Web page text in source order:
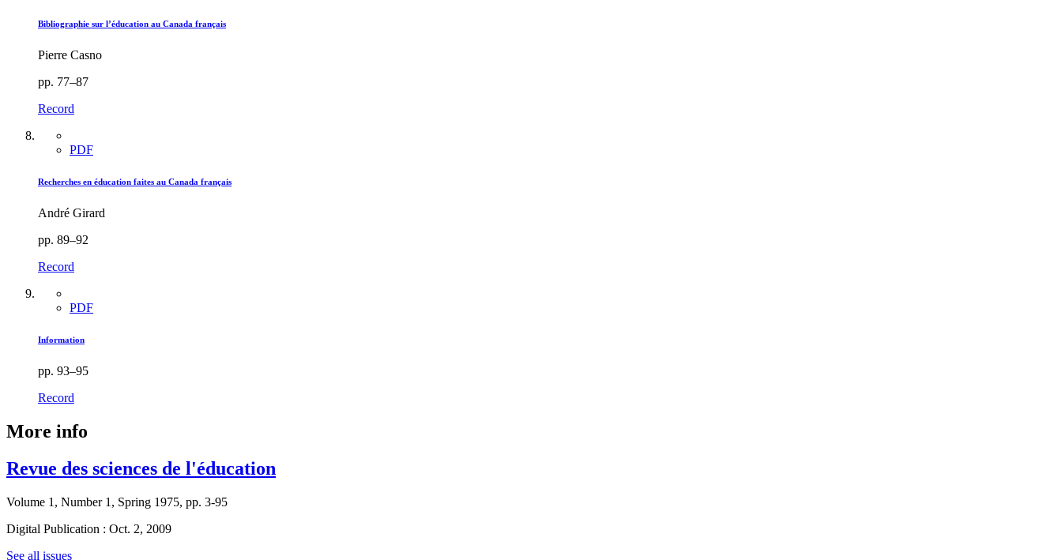
Bibliographie sur l’éducation au Canada français
Pierre Casno
pp. 77–87
Record
PDF
Recherches en éducation faites au Canada français
André Girard
pp. 89–92
Record
PDF
Information
pp. 93–95
Record
More info
Revue des sciences de l'éducation
Volume 1, Number 1, Spring 1975, pp. 3-95
Digital Publication : Oct. 2, 2009
See all issues